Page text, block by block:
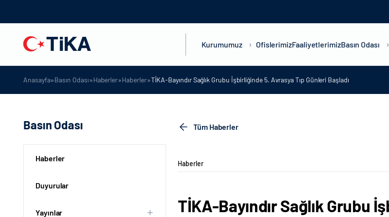
Kurumumuz OfislerimizFaaliyetlerimizBasın Odası
Anasayfa»Basın Odası»Haberler»Haberler»TİKA-Bayındır Sağlık Grubu İşbirliğinde 5. Avrasya Tıp Günleri Başladı
Basın Odası
Haberler
Duyurular
Yayınlar
Tüm Haberler
Haberler
TİKA-Bayındır Sağlık Grubu